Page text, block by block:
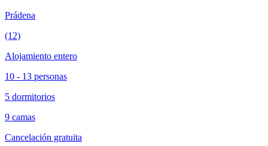
Prádena
(12)
Alojamiento entero
10 - 13 personas
5 dormitorios
9 camas
Cancelación gratuita